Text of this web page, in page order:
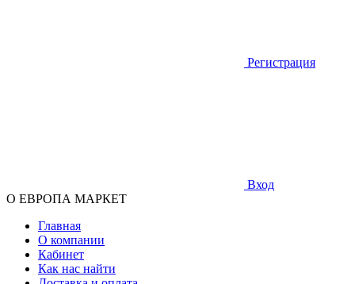
Регистрация
Вход
О ЕВРОПА МАРКЕТ
Главная
О компании
Кабинет
Как нас найти